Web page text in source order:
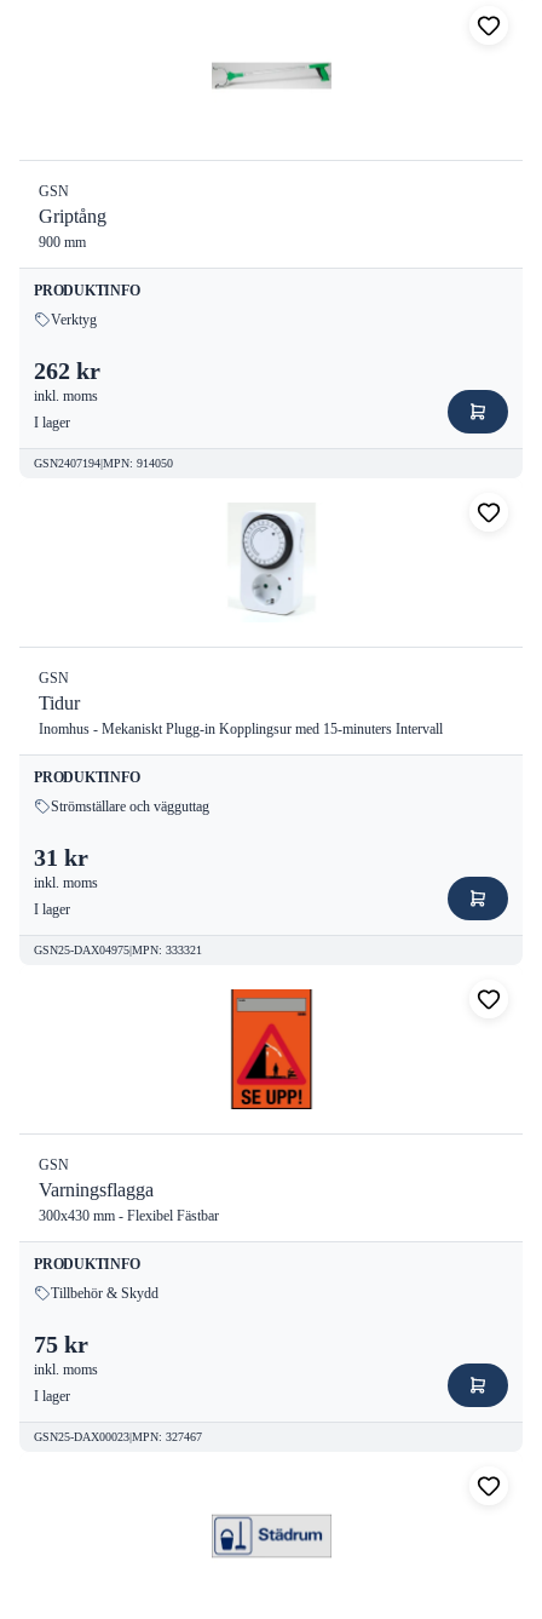
GSN
Griptång
900 mm
PRODUKTINFO
Verktyg
262 kr
inkl. moms
I lager
GSN2407194|MPN: 914050
GSN
Tidur
Inomhus - Mekaniskt Plugg-in Kopplingsur med 15-minuters Intervall
PRODUKTINFO
Strömställare och vägguttag
31 kr
inkl. moms
I lager
GSN25-DAX04975|MPN: 333321
GSN
Varningsflagga
300x430 mm - Flexibel Fästbar
PRODUKTINFO
Tillbehör & Skydd
75 kr
inkl. moms
I lager
GSN25-DAX00023|MPN: 327467